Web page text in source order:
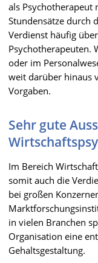
als Psychotherapeut
Stundensätze durch
Verdienst häufig
Psychotherapeuten.
oder im
weit darüber hinaus
Vorgaben.
Sehr gute
Im Bereich
somit auch die
bei großen
in vielen Branchen
Organisation eine
Gehaltsgestaltung.